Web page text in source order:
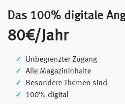
Das 100% digitale
80€/Jahr
Unbegrenzter Zugang
Alle Magazininhalte
Besondere Themen sind
100% digital